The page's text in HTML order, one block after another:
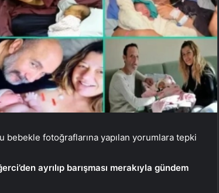
bebekle fotoğraflarına yapılan yorumlara tepki
ayrılıp barışması merakıyla gündem